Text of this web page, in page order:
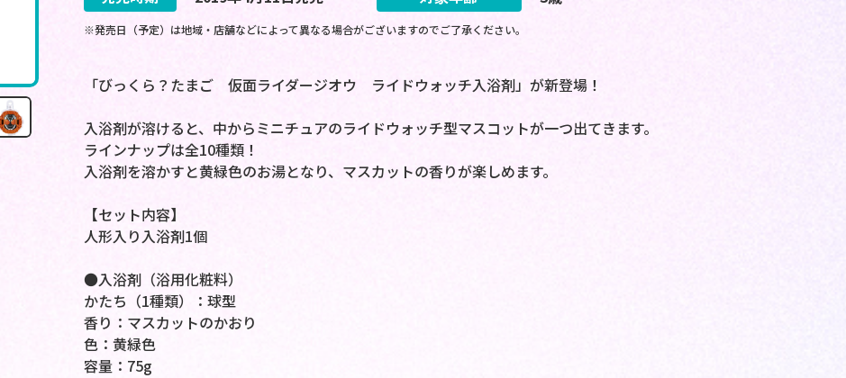
※発売日（予定）は地域・店舗などによって異なる場合がございますのでご了承ください。
「びっくら？たまご 仮面ライダージオウ ライドウォッチ入浴剤」が新登場！
入浴剤が溶けると、中からミニチュアのライドウォッチ型マスコットが一つ出てきます。
ラインナップは全10種類！
入浴剤を溶かすと黄緑色のお湯となり、マスカットの香りが楽しめます。
【セット内容】
人形入り入浴剤1個
●入浴剤（浴用化粧料）
かたち（1種類）：球型
香り：マスカットのかおり
色：黄緑色
容量：75g